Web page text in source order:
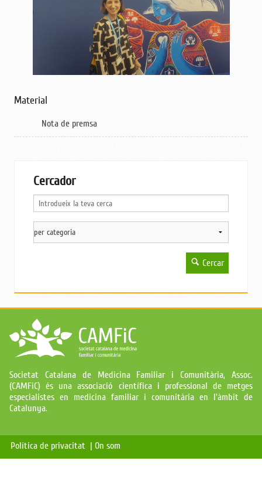
Material
Nota de premsa
Cercador
Cercar
Societat Catalana de Medicina Familiar i Comunitària, Assoc.
(CAMFiC) és una associació científica i professional de metges
especialistes en medicina familiar i comunitària en l'àmbit de
Catalunya.
Política de privacitat | On som